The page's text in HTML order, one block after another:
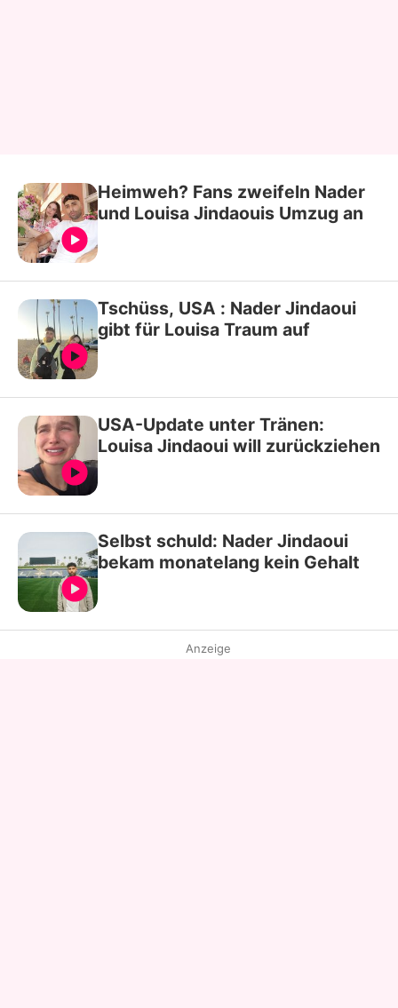
Heimweh? Fans zweifeln Nader
und Louisa Jindaouis Umzug an
Tschüss, USA : Nader Jindaoui
gibt für Louisa Traum auf
USA-Update unter Tränen:
Louisa Jindaoui will zurückziehen
Selbst schuld: Nader Jindaoui
bekam monatelang kein Gehalt
Anzeige